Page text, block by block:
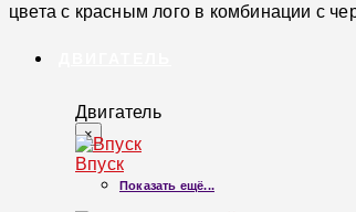
Двигатель
×
Впуск
Показать ещё...
цвета с красным лого в комбинации с